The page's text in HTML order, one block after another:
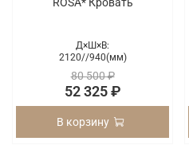
Д×Ш×В:
2120//940(мм)
80 500 ₽
52 325 ₽
В корзину